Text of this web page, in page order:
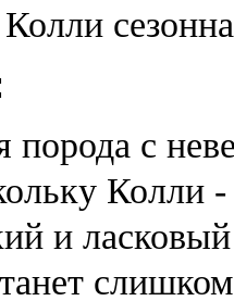
Колли
порода с
Колли -
и